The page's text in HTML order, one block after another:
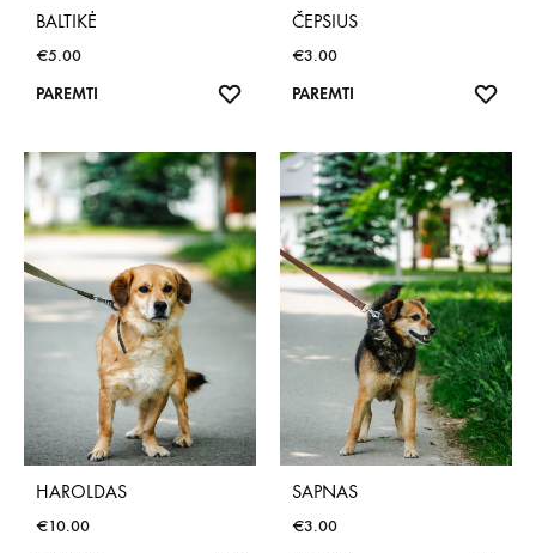
BALTIKĖ
€5.00
PAREMTI
ČEPSIUS
€3.00
PAREMTI
HAROLDAS
€10.00
SAPNAS
€3.00